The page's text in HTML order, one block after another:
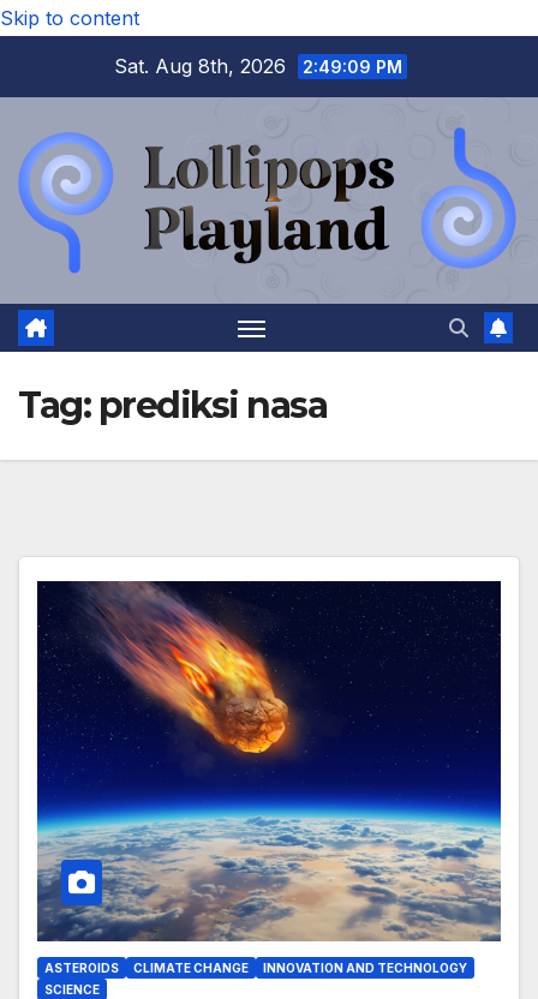
Skip to content
Sat. Aug 8th, 2026
2:49:09 PM
Tag: prediksi nasa
ASTEROIDS CLIMATE CHANGE
INNOVATION AND TECHNOLOGY
SCIENCE